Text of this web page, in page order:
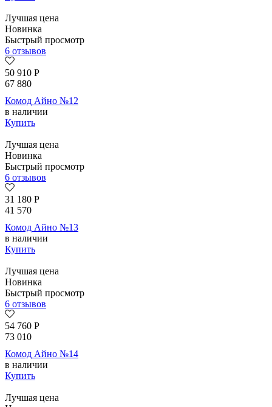
Лучшая цена
Новинка
Быстрый просмотр
6 отзывов
50 910 Р
67 880
Комод Айно №12
в наличии
Купить
Лучшая цена
Новинка
Быстрый просмотр
6 отзывов
31 180 Р
41 570
Комод Айно №13
в наличии
Купить
Лучшая цена
Новинка
Быстрый просмотр
6 отзывов
54 760 Р
73 010
Комод Айно №14
в наличии
Купить
Лучшая цена